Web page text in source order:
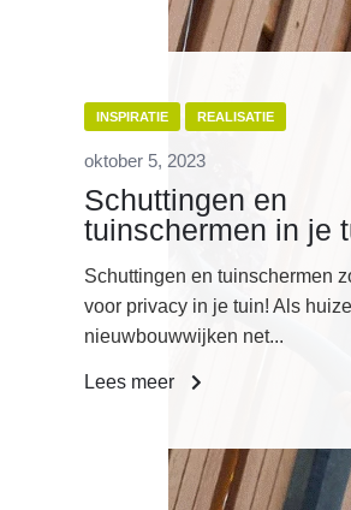
INSPIRATIE REALISATIE
oktober 5, 2023
Schuttingen en
tuinschermen in je
Schuttingen en tuinschermen
voor privacy in je tuin! Als
nieuwbouwwijken net...
Lees meer